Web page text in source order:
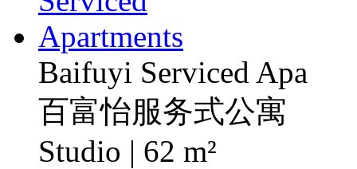
Baifuyi Serviced Apa
百富怡服务式公寓
Studio | 62 m²